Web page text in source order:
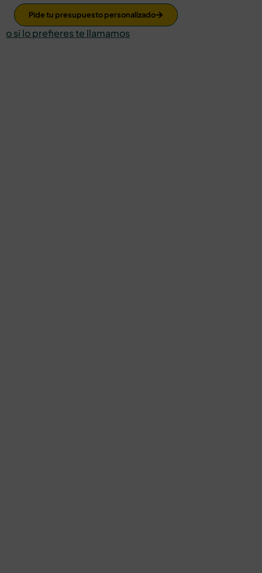
Pide tu presupuesto personalizado
o si lo prefieres te llamamos